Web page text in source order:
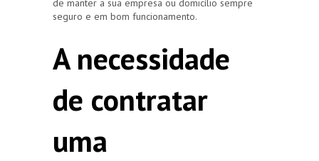
de manter a sua empresa ou domicílio sempre
seguro e em bom funcionamento.
A necessidade
de contratar
uma